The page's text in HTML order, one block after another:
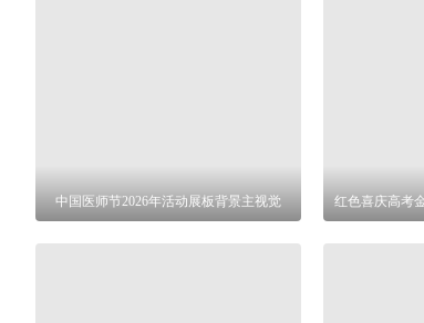
中国医师节2026年活动展板背景主视觉